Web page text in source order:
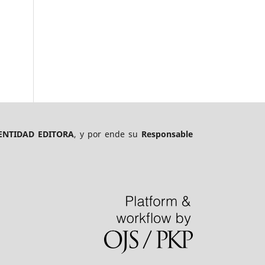
EDITORA, y por ende su Responsable